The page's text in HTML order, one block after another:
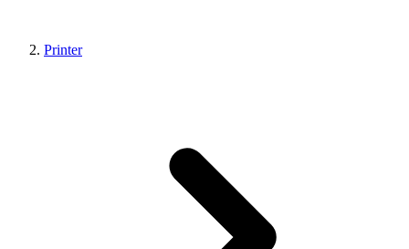
Printer